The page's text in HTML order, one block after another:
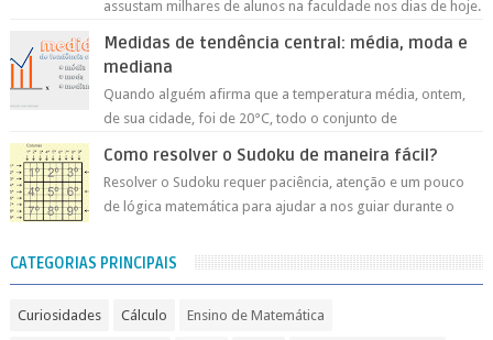
assustam milhares de alunos na faculdade nos dias de hoje.
Medidas de tendência central: média, moda e
mediana
Quando alguém afirma que a temperatura média, ontem,
de sua cidade, foi de 20°C, todo o conjunto de
Como resolver o Sudoku de maneira fácil?
Resolver o Sudoku requer paciência, atenção e um pouco
de lógica matemática para ajudar a nos guiar durante o
CATEGORIAS PRINCIPAIS
Curiosidades Cálculo Ensino de Matemática